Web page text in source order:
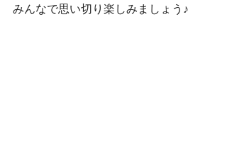
みんなで思い切り楽しみましょう♪